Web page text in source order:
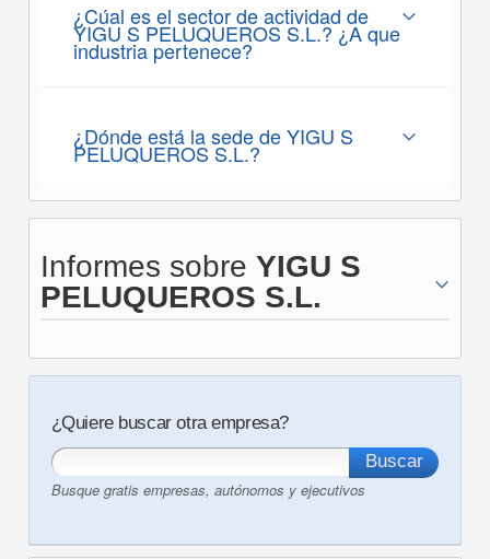
¿Cúal es el sector de actividad de
YIGU S PELUQUEROS S.L.? ¿A que
industria pertenece?
¿Dónde está la sede de YIGU S
PELUQUEROS S.L.?
Informes sobre YIGU S
PELUQUEROS S.L.
¿Quiere buscar otra empresa?
Busque gratis empresas, autónomos y ejecutivos